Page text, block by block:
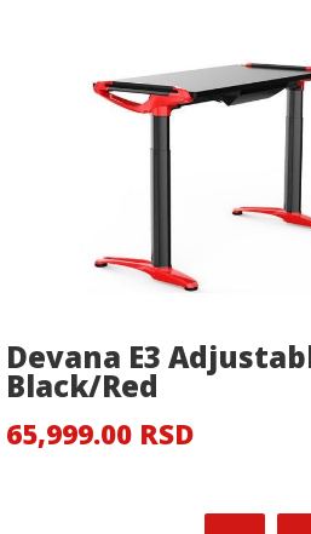
Devana E3
Black/Red
65,999.00 RSD